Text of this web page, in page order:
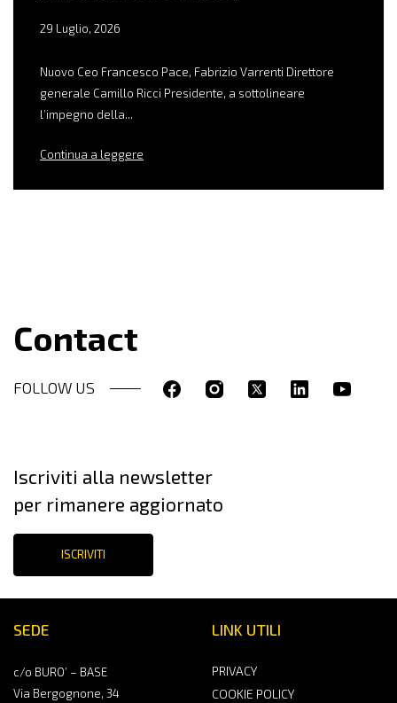
29 Luglio, 2026
Nuovo Ceo Francesco Pace, Fabrizio Varrenti Direttore
generale Camillo Ricci Presidente, a sottolineare
l’impegno della...
Continua a leggere
Contact
FOLLOW US
SEDE
c/o BURO’ – BASE
Via Bergognone, 34
LINK UTILI
PRIVACY
COOKIE POLICY
Iscriviti alla newsletter
per rimanere aggiornato
ISCRIVITI